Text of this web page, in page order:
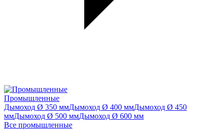
Промышленные
Дымоход Ø 350 ммДымоход Ø 400 ммДымоход Ø 450
ммДымоход Ø 500 ммДымоход Ø 600 мм
Все промышленные